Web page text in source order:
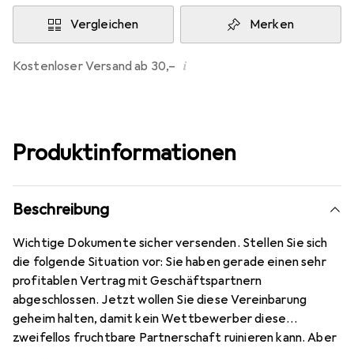
Vergleichen Merken
Kostenloser Versand ab 30,– i
Produktinformationen
Beschreibung
Wichtige Dokumente sicher versenden. Stellen Sie sich
die folgende Situation vor: Sie haben gerade einen sehr
profitablen Vertrag mit Geschäftspartnern
abgeschlossen. Jetzt wollen Sie diese Vereinbarung
geheim halten, damit kein Wettbewerber diese
zweifellos fruchtbare Partnerschaft ruinieren kann. Aber